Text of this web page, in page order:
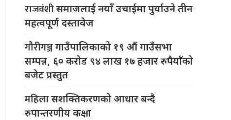
राजवंशीसमाजलाई नयाँ उचाईमा पुर्याउने तीन
महत्वपूर्ण दस्तावेज
गौरीगञ्जगाउँपालिकाको १९ औं गाउँसभा
सम्पन्न, ६० करोड ९४ लाख १७ हजार रुपैयाँको
बजेट प्रस्तुत
महिलासशक्तिकरणको आधार बन्दै
रुपान्तरणीय कक्षा